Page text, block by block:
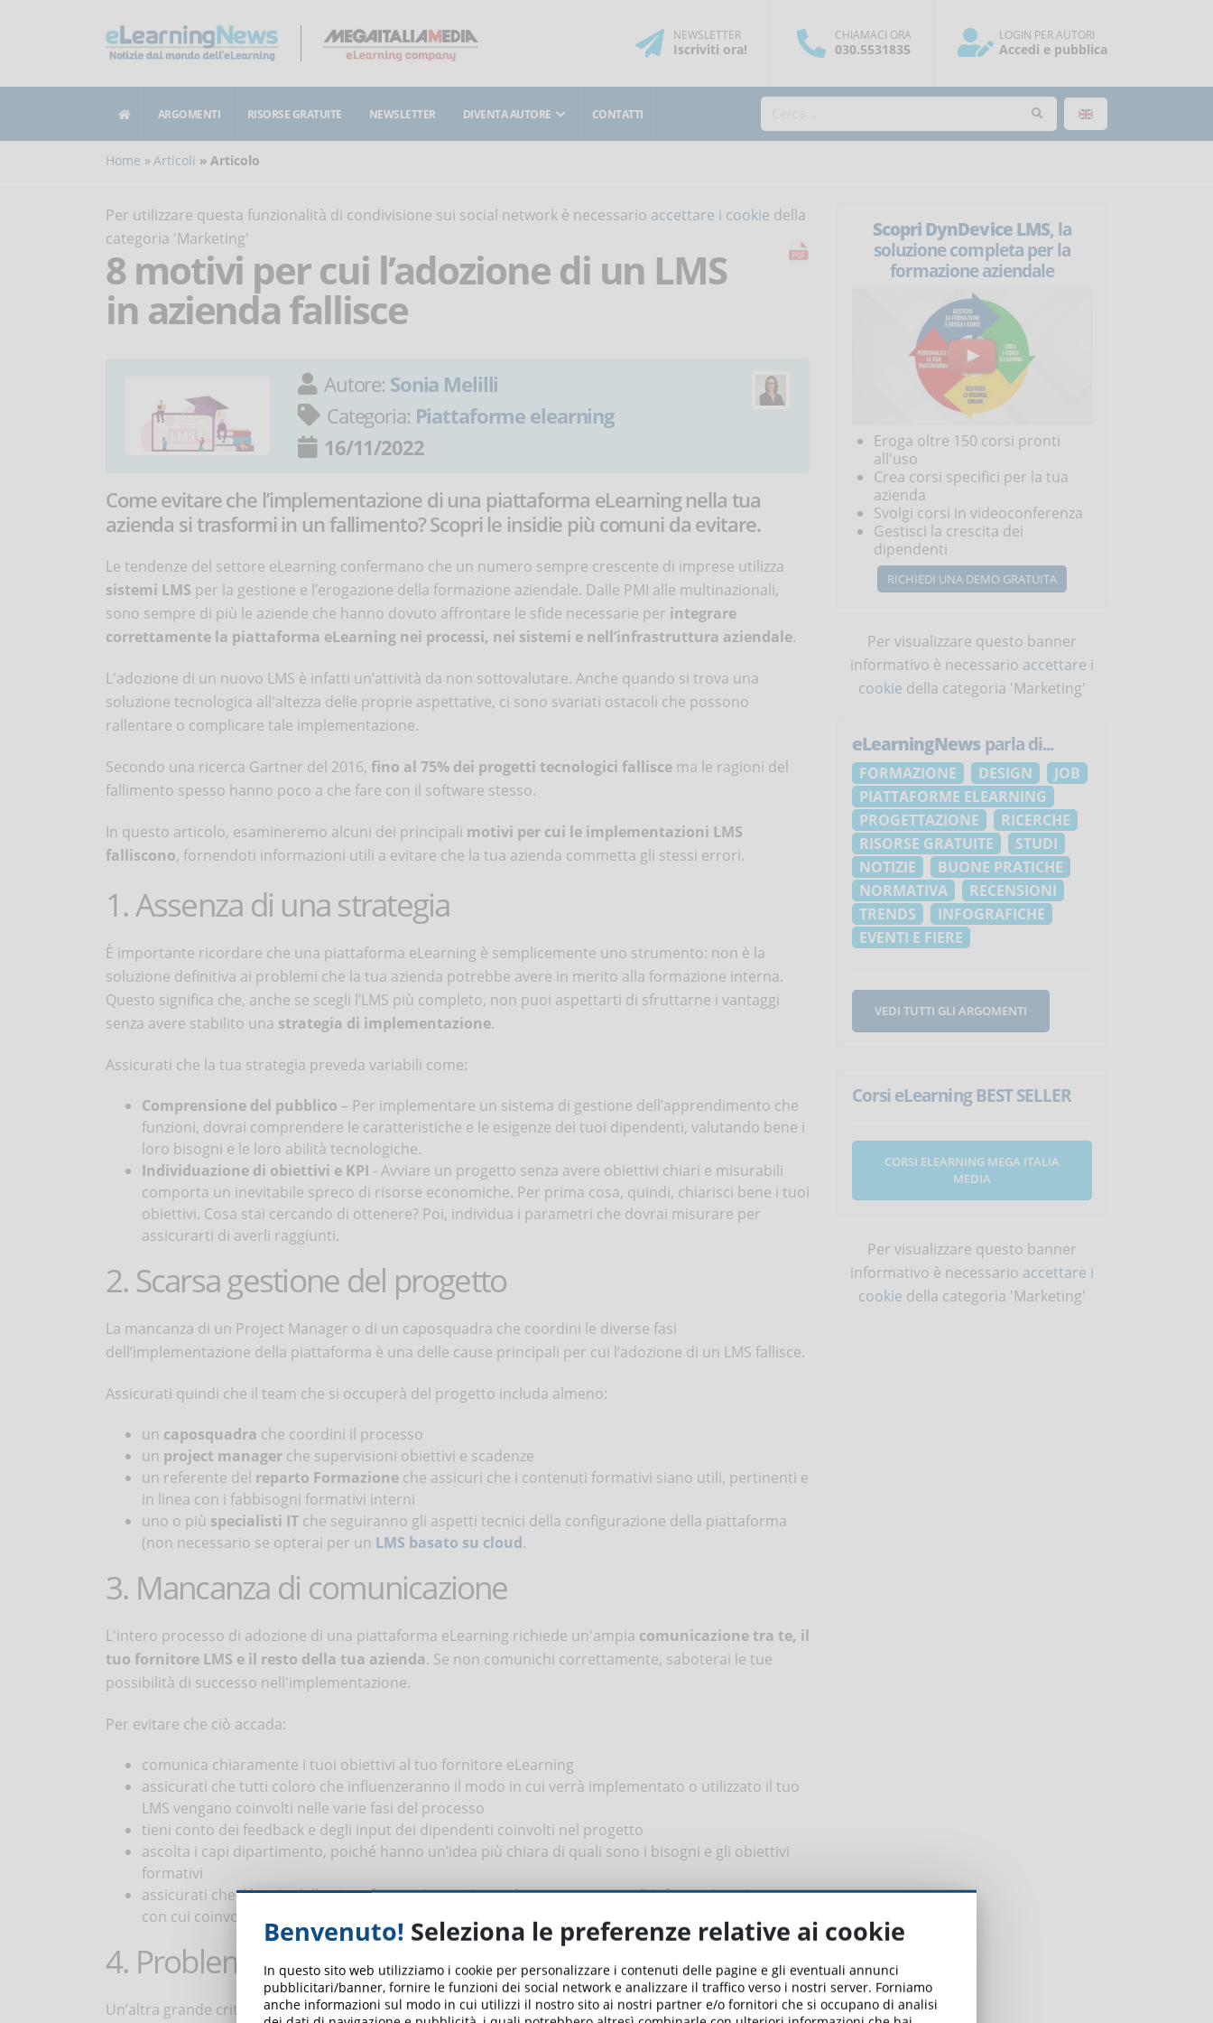
NEWSLETTER
Iscriviti ora!
CHIAMACI ORA
030.5531835
LOGIN PER AUTORI
Accedi e pubblica
ARGOMENTI RISORSE GRATUITE NEWSLETTER DIVENTA AUTORE CONTATTI
Home Articoli Articolo
Per utilizzare questa funzionalità di condivisione sui social network è necessario accettare i cookie della
categoria 'Marketing'
8 motivi per cui l’adozione di un LMS
in azienda fallisce
Autore: Sonia Melilli
Categoria: Piattaforme elearning
16/11/2022
Come evitare che l’implementazione di una piattaforma eLearning nella tua
azienda si trasformi in un fallimento? Scopri le insidie più comuni da evitare.
Le tendenze del settore eLearning confermano che un numero sempre crescente di imprese utilizza
sistemi LMS per la gestione e l’erogazione della formazione aziendale. Dalle PMI alle multinazionali,
sono sempre di più le aziende che hanno dovuto affrontare le sfide necessarie per integrare
correttamente la piattaforma eLearning nei processi, nei sistemi e nell’infrastruttura aziendale.
L'adozione di un nuovo LMS è infatti un’attività da non sottovalutare. Anche quando si trova una
soluzione tecnologica all'altezza delle proprie aspettative, ci sono svariati ostacoli che possono
rallentare o complicare tale implementazione.
Secondo una ricerca Gartner del 2016, fino al 75% dei progetti tecnologici fallisce ma le ragioni del
fallimento spesso hanno poco a che fare con il software stesso.
In questo articolo, esamineremo alcuni dei principali motivi per cui le implementazioni LMS
falliscono, fornendoti informazioni utili a evitare che la tua azienda commetta gli stessi errori.
1. Assenza di una strategia
È importante ricordare che una piattaforma eLearning è semplicemente uno strumento: non è la
soluzione definitiva ai problemi che la tua azienda potrebbe avere in merito alla formazione interna.
Questo significa che, anche se scegli l’LMS più completo, non puoi aspettarti di sfruttarne i vantaggi
senza avere stabilito una strategia di implementazione.
Assicurati che la tua strategia preveda variabili come:
Comprensione del pubblico – Per implementare un sistema di gestione dell’apprendimento che
funzioni, dovrai comprendere le caratteristiche e le esigenze dei tuoi dipendenti, valutando bene i
loro bisogni e le loro abilità tecnologiche.
Individuazione di obiettivi e KPI - Avviare un progetto senza avere obiettivi chiari e misurabili
comporta un inevitabile spreco di risorse economiche. Per prima cosa, quindi, chiarisci bene i tuoi
obiettivi. Cosa stai cercando di ottenere? Poi, individua i parametri che dovrai misurare per
assicurarti di averli raggiunti.
2. Scarsa gestione del progetto
La mancanza di un Project Manager o di un caposquadra che coordini le diverse fasi
dell’implementazione della piattaforma è una delle cause principali per cui l’adozione di un LMS fallisce.
Assicurati quindi che il team che si occuperà del progetto includa almeno:
un caposquadra che coordini il processo
un project manager che supervisioni obiettivi e scadenze
un referente del reparto Formazione che assicuri che i contenuti formativi siano utili, pertinenti e
in linea con i fabbisogni formativi interni
uno o più specialisti IT che seguiranno gli aspetti tecnici della configurazione della piattaforma
(non necessario se opterai per un LMS basato su cloud.
3. Mancanza di comunicazione
L'intero processo di adozione di una piattaforma eLearning richiede un'ampia comunicazione tra te, il
tuo fornitore LMS e il resto della tua azienda. Se non comunichi correttamente, saboterai le tue
possibilità di successo nell'implementazione.
Per evitare che ciò accada:
comunica chiaramente i tuoi obiettivi al tuo fornitore eLearning
assicurati che tutti coloro che influenzeranno il modo in cui verrà implementato o utilizzato il tuo
LMS vengano coinvolti nelle varie fasi del processo
tieni conto dei feedback e degli input dei dipendenti coinvolti nel progetto
ascolta i capi dipartimento, poiché hanno un’idea più chiara di quali sono i bisogni e gli obiettivi
formativi
assicurati che il lancio della piattaforma sia anticipato da una campagna di informazione interna
con cui coinvolgere e stimolare l’interesse dei tuoi dipendenti
4. Problemi di compatibilità
Un’altra grande criticità legata all’introduzione di una nuova piattaforma eLearning riguarda la
Scopri DynDevice LMS, la
soluzione completa per la
formazione aziendale
Eroga oltre 150 corsi pronti
all'uso
Crea corsi specifici per la tua
azienda
Svolgi corsi in videoconferenza
Gestisci la crescita dei
dipendenti
RICHIEDI UNA DEMO GRATUITA
Per visualizzare questo banner
informativo è necessario accettare i
cookie della categoria 'Marketing'
eLearningNews parla di...
FORMAZIONE DESIGN
JOB
PIATTAFORME ELEARNING
PROGETTAZIONE
RICERCHE
RISORSE GRATUITE
STUDI
NOTIZIE
BUONE PRATICHE
NORMATIVA
RECENSIONI
TRENDS
INFOGRAFICHE
EVENTI E FIERE
VEDI TUTTI GLI ARGOMENTI
Corsi eLearning BEST SELLER
CORSI ELEARNING MEGA ITALIA
MEDIA
Per visualizzare questo banner
informativo è necessario accettare i
cookie della categoria 'Marketing'
Benvenuto! Seleziona le preferenze relative ai cookie
In questo sito web utilizziamo i cookie per personalizzare i contenuti delle pagine e gli eventuali annunci
pubblicitari/banner, fornire le funzioni dei social network e analizzare il traffico verso i nostri server. Forniamo
anche informazioni sul modo in cui utilizzi il nostro sito ai nostri partner e/o fornitori che si occupano di analisi